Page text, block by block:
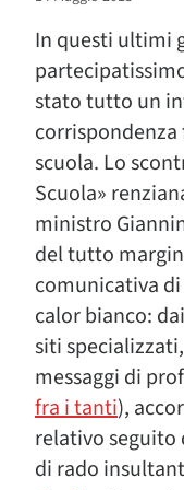
In questi ultimi
stato tutto un
scuola. Lo
Scuola»
ministro
del tutto
comunicativa
calor bianco:
siti
messaggi di
fra i tanti),
relativo seguito
di rado